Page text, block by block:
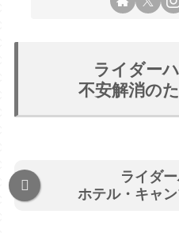
ライダー
不安解消の
ライダ
ホテル・キャ